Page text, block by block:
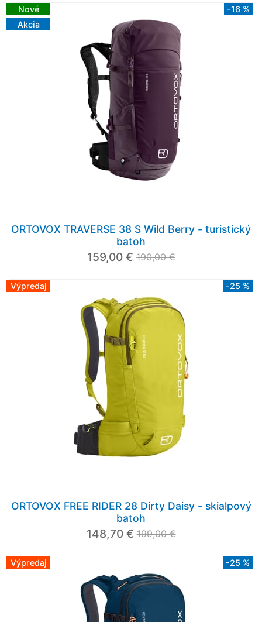
Nové
Akcia
-16 %
ORTOVOX TRAVERSE 38 S Wild Berry - turistický
batoh
159,00 € 190,00 €
Výpredaj -25 %
ORTOVOX FREE RIDER 28 Dirty Daisy - skialpový
batoh
148,70 € 199,00 €
Výpredaj -25 %